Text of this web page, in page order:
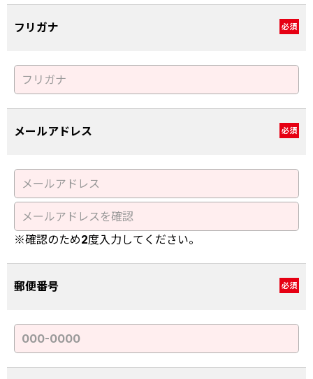
フリガナ 必須
メールアドレス 必須
※確認のため2度入力してください。
郵便番号 必須